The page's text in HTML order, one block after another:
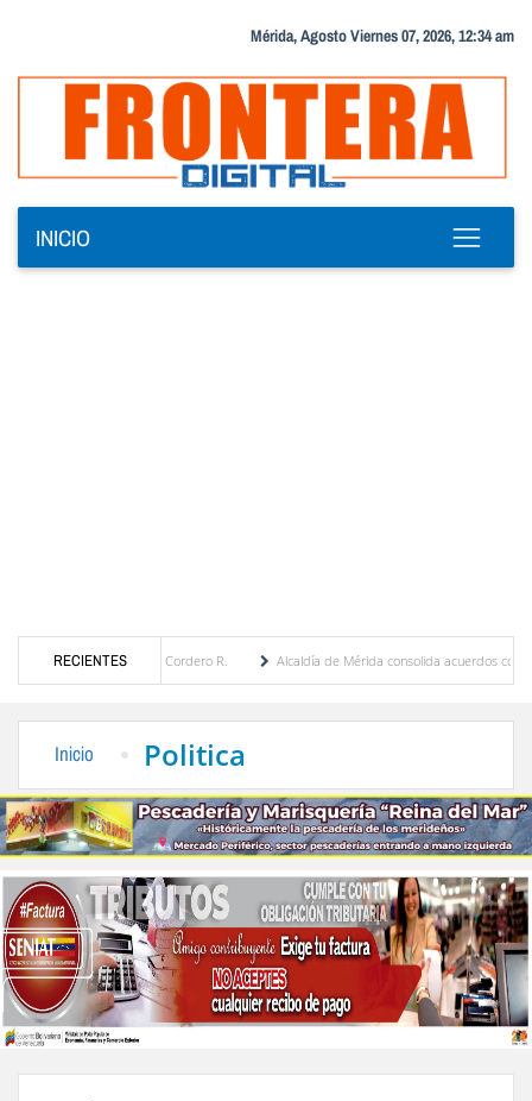
Mérida, Agosto Viernes 07, 2026, 12:34 am
INICIO
RECIENTES
Eugenia Febres Cordero R.
Alcaldía de Mérida consolida acuerdos con
Inicio Politica